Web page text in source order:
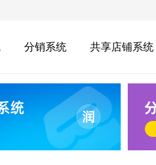
分销系统 共享店铺系统